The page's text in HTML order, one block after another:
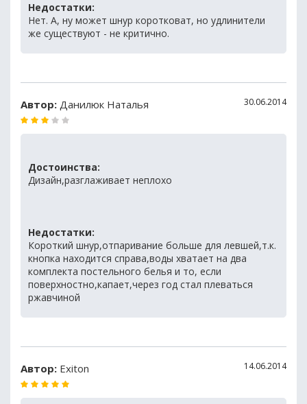
Недостатки:
Нет. А, ну может шнур коротковат, но удлинители
же существуют - не критично.
Автор: Данилюк Наталья 30.06.2014
Достоинства:
Дизайн,разглаживает неплохо
Недостатки:
Короткий шнур,отпаривание больше для левшей,т.к.
кнопка находится справа,воды хватает на два
комплекта постельного белья и то, если
поверхностно,капает,через год стал плеваться
ржавчиной
Автор: Exiton 14.06.2014